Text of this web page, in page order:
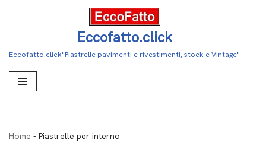
contenuto
Eccofatto.click
Eccofatto.click"Piastrelle pavimenti e rivestimenti, stock e Vintage"
Home - Piastrelle per interno